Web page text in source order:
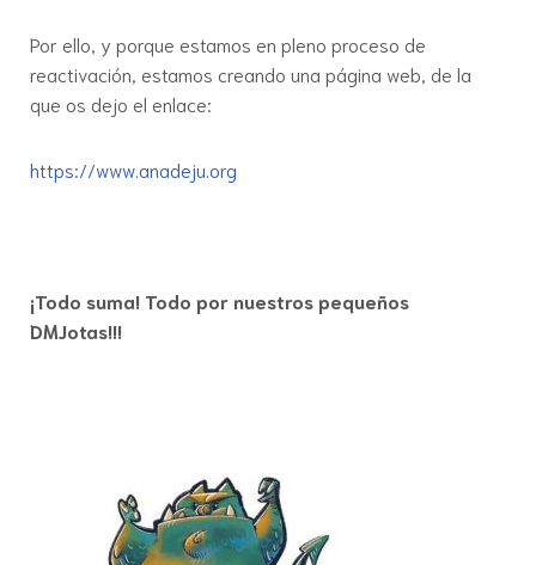
Por ello, y porque estamos en pleno proceso de
reactivación, estamos creando una página web, de la
que os dejo el enlace:
https://www.anadeju.org
¡Todo suma! Todo por nuestros pequeños
DMJotas!!!